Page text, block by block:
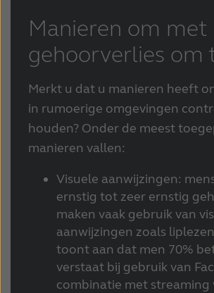
Manieren om met
gehoorverlies om
Merkt u dat u manieren heeft
in rumoerige omgevingen
houden? Onder de meest
manieren vallen:
Visuele aanwijzingen:
ernstig tot zeer ernstig
maken vaak gebruik van
aanwijzingen zoals
toont aan dat men 70%
verstaat bij gebruik van
combinatie met streaming